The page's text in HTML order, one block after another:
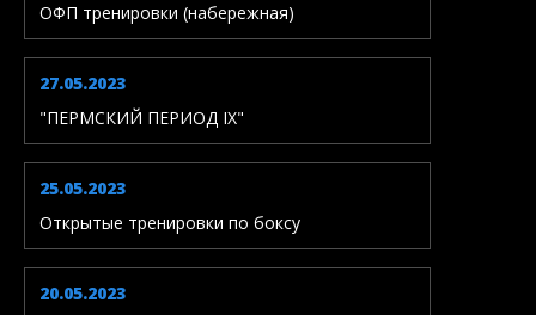
ОФП тренировки (набережная)
27.05.2023
"ПЕРМСКИЙ ПЕРИОД IX"
25.05.2023
Открытые тренировки по боксу
20.05.2023